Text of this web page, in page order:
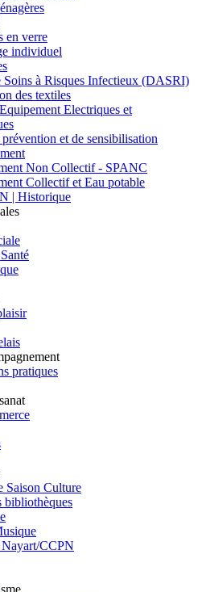
en verre
individuel
Soins à Risques Infectieux (DASRI)
des textiles
Electriques et
et de sensibilisation
Non Collectif - SPANC
Collectif et Eau potable
| Historique
pratiques
Saison Culture
bibliothèques
Nayart/CCPN